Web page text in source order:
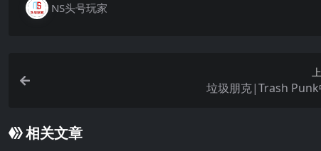
NS头号玩家
垃圾朋克|Trash Punk
相关文章